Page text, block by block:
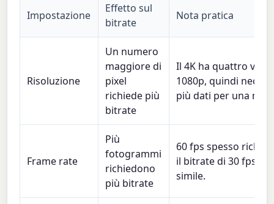
Impostazione
Effetto sul
bitrate
Nota pratica
Risoluzione
Un numero
maggiore di
pixel
richiede più
bitrate
Il 4K ha quattro
1080p, quindi
più dati per una
Frame rate
Più
fotogrammi
richiedono
più bitrate
60 fps spesso
il bitrate di 30 fps
simile.